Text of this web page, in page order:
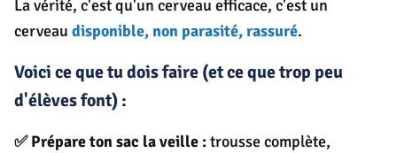
La vérité, c'est qu'un cerveau efficace, c'est un
cerveau disponible, non parasité, rassuré.
Voici ce que tu dois faire (et ce que trop peu
d'élèves font) :
✅ Prépare ton sac la veille :trousse complète,